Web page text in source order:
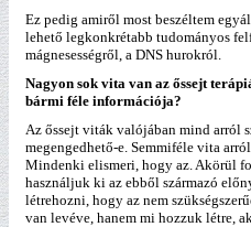
Ez pedig amiről most beszéltem
lehető legkonkrétabb tudományos
mágnesességről, a DNS hurokról.
Nagyon sok vita van az őssejt
bármi féle információja?
Az őssejt viták valójában mind arról
megengedhető-e. Semmiféle vita
Mindenki elismeri, hogy az. Akörül
használjuk ki az ebből származó
létrehozni, hogy az nem
van levéve, hanem mi hozzuk létre,